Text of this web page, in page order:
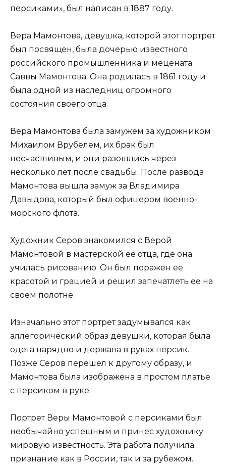
персиками», был написан в 1887 году.
Вера Мамонтова, девушка, которой этот портрет
был посвящен, была дочерью известного
российского промышленника и мецената
Саввы Мамонтова. Она родилась в 1861 году и
была одной из наследниц огромного
состояния своего отца.
Вера Мамонтова была замужем за художником
Михаилом Врубелем, их брак был
несчастливым, и они разошлись через
несколько лет после свадьбы. После развода
Мамонтова вышла замуж за Владимира
Давыдова, который был офицером военно-
морского флота.
Художник Серов знакомился с Верой
Мамонтовой в мастерской ее отца, где она
училась рисованию. Он был поражен ее
красотой и грацией и решил запечатлеть ее на
своем полотне.
Изначально этот портрет задумывался как
аллегорический образ девушки, которая была
одета нарядно и держала в руках персик.
Позже Серов перешел к другому образу, и
Мамонтова была изображена в простом платье
с персиком в руке.
Портрет Веры Мамонтовой с персиками был
необычайно успешным и принес художнику
мировую известность. Эта работа получила
признание как в России, так и за рубежом.